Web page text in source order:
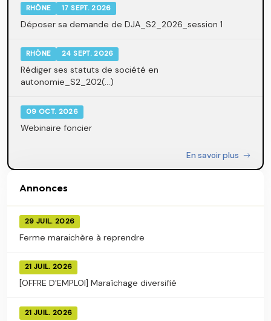
RHÔNE 17 SEPT. 2026
Déposer sa demande de DJA_S2_2026_session 1
RHÔNE 24 SEPT. 2026
Rédiger ses statuts de société en
autonomie_S2_202(...)
09 OCT. 2026
Webinaire foncier
En savoir plus
Annonces
29 JUIL. 2026
Ferme maraichère à reprendre
21 JUIL. 2026
[OFFRE D'EMPLOI] Maraîchage diversifié
21 JUIL. 2026